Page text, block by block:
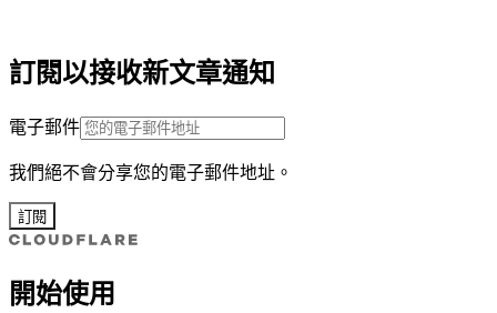
訂閱以接收新文章通知
電子郵件
我們絕不會分享您的電子郵件地址。
訂閱
開始使用